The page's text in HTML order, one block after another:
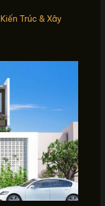
Kiến Trúc & Xây